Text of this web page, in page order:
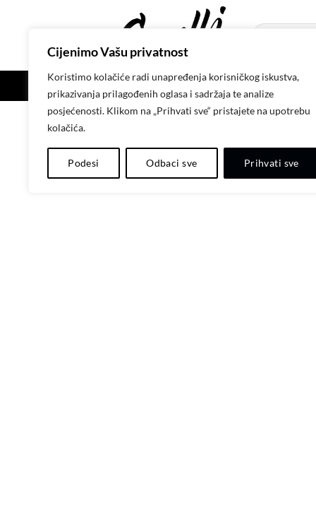
Cijenimo Vašu privatnost
Koristimo kolačiće radi unapređenja korisničkog iskustva,
prikazivanja prilagođenih oglasa i sadržaja te analize
posjećenosti. Klikom na „Prihvati sve“ pristajete na upotrebu
kolačića.
Podesi Odbaci sve Prihvati sve
Pretraži:
-20%